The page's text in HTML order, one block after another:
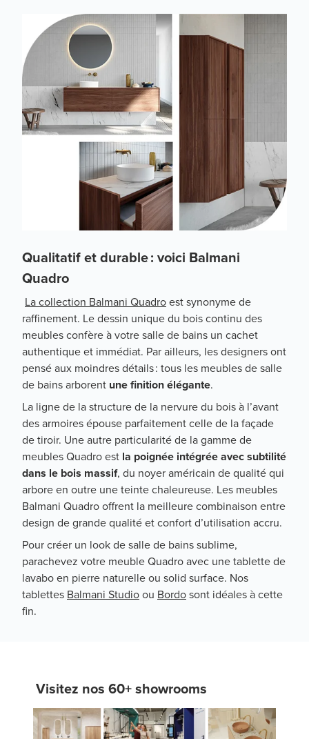
Qualitatif et durable : voici Balmani
Quadro
La collection Balmani Quadroest synonyme de
raffinement. Le dessin unique du bois continu des
meubles confère à votre salle de bains un cachet
authentique et immédiat. Par ailleurs, les designers ont
pensé aux moindres détails : tous les meubles de salle
de bains arborent une finition élégante.
La ligne de la structure de la nervure du bois à l’avant
des armoires épouse parfaitement celle de la façade
de tiroir. Une autre particularité de la gamme de
meubles Quadro est la poignée intégrée avec subtilité
dans le bois massif, du noyer américain de qualité qui
arbore en outre une teinte chaleureuse. Les meubles
Balmani Quadro offrent la meilleure combinaison entre
design de grande qualité et confort d’utilisation accru.
Pour créer un look de salle de bains sublime,
parachevez votre meuble Quadro avec une tablette de
lavabo en pierre naturelle ou solid surface. Nos
tablettes Balmani Studioou Bordosont idéales à cette
fin.
Visitez nos 60+ showrooms